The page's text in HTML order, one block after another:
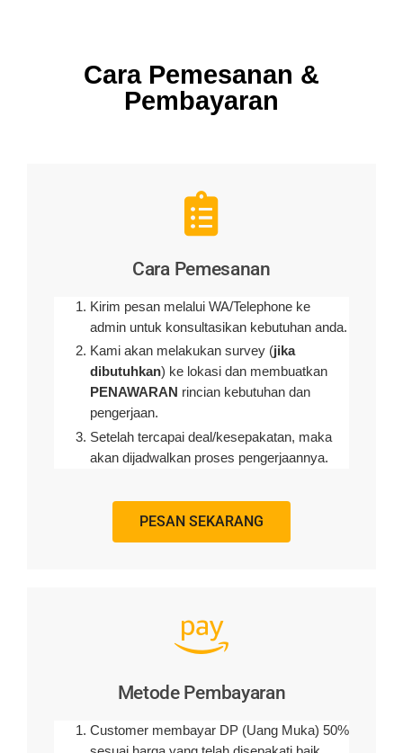
Cara Pemesanan &
Pembayaran
Cara Pemesanan
Kirim pesan melalui WA/Telephone ke
admin untuk konsultasikan kebutuhan anda.
Kami akan melakukan survey (jika
dibutuhkan) ke lokasi dan membuatkan
PENAWARAN rincian kebutuhan dan
pengerjaan.
Setelah tercapai deal/kesepakatan, maka
akan dijadwalkan proses pengerjaannya.
PESAN SEKARANG
Metode Pembayaran
Customer membayar DP (Uang Muka) 50%